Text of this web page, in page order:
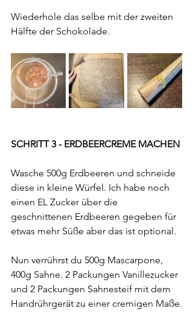
Wiederhole das selbe mit der zweiten
Hälfte der Schokolade.
SCHRITT 3 - ERDBEERCREME MACHEN
Wasche 500g Erdbeeren und schneide
diese in kleine Würfel. Ich habe noch
einen EL Zucker über die
geschnittenen Erdbeeren gegeben für
etwas mehr Süße aber das ist optional.
Nun verrührst du 500g Mascarpone,
400g Sahne. 2 Packungen Vanillezucker
und 2 Packungen Sahnesteif mit dem
Handrührgerät zu einer cremigen Maße.